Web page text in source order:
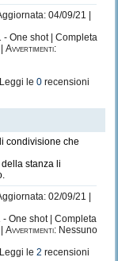
04/09/21 |
- One shot | Completa
Avvertimenti:
le 0 recensioni
condivisione che
stanza li
02/09/21 |
- One shot | Completa
Avvertimenti: Nessuno
le 2 recensioni